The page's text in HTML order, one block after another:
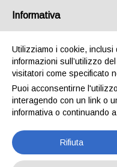
Informativa
Utilizziamo i cookie,
informazioni sull’utilizzo
visitatori come specificato
Puoi acconsentirne
interagendo con un link o
informativa o continuando
Rifiuta